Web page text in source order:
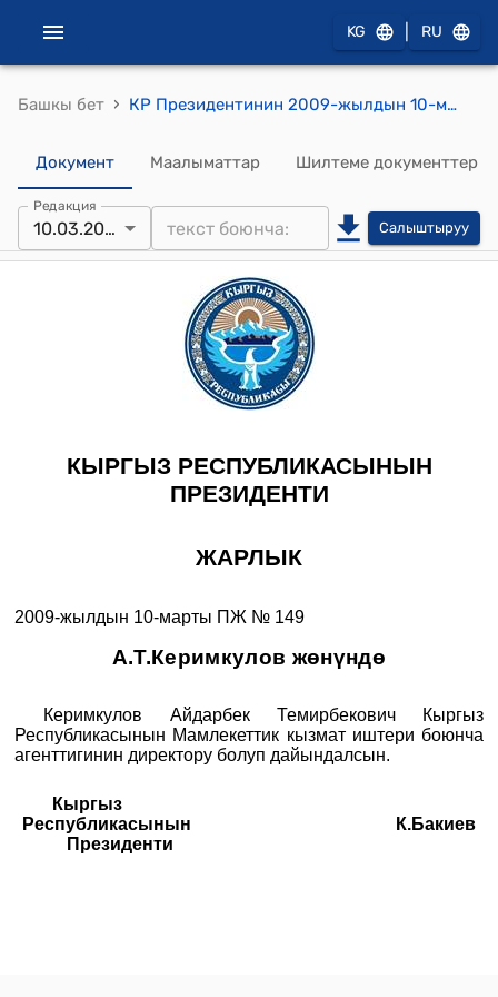
KG RU
Башкы бет › КР Президентинин 2009-жылдын 10-мартындагы ПЖ № 149 "А.Т.Керимкулов жөнүндө" жарлыгы
Документ Маалыматтар Шилтеме документтер
Редакция
10.03.2009 Салыштыруу